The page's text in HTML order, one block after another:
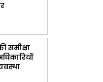
समीक्षा